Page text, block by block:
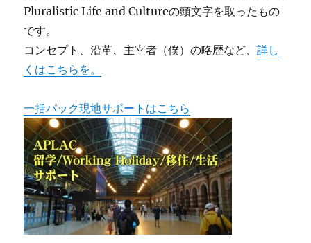
Pluralistic Life and Cultureの頭文字を取ったもの
です。
コンセプト、沿革、主宰者（僕）の略歴など、詳し
くはこちらを。
一括パック現地サポートはこちら